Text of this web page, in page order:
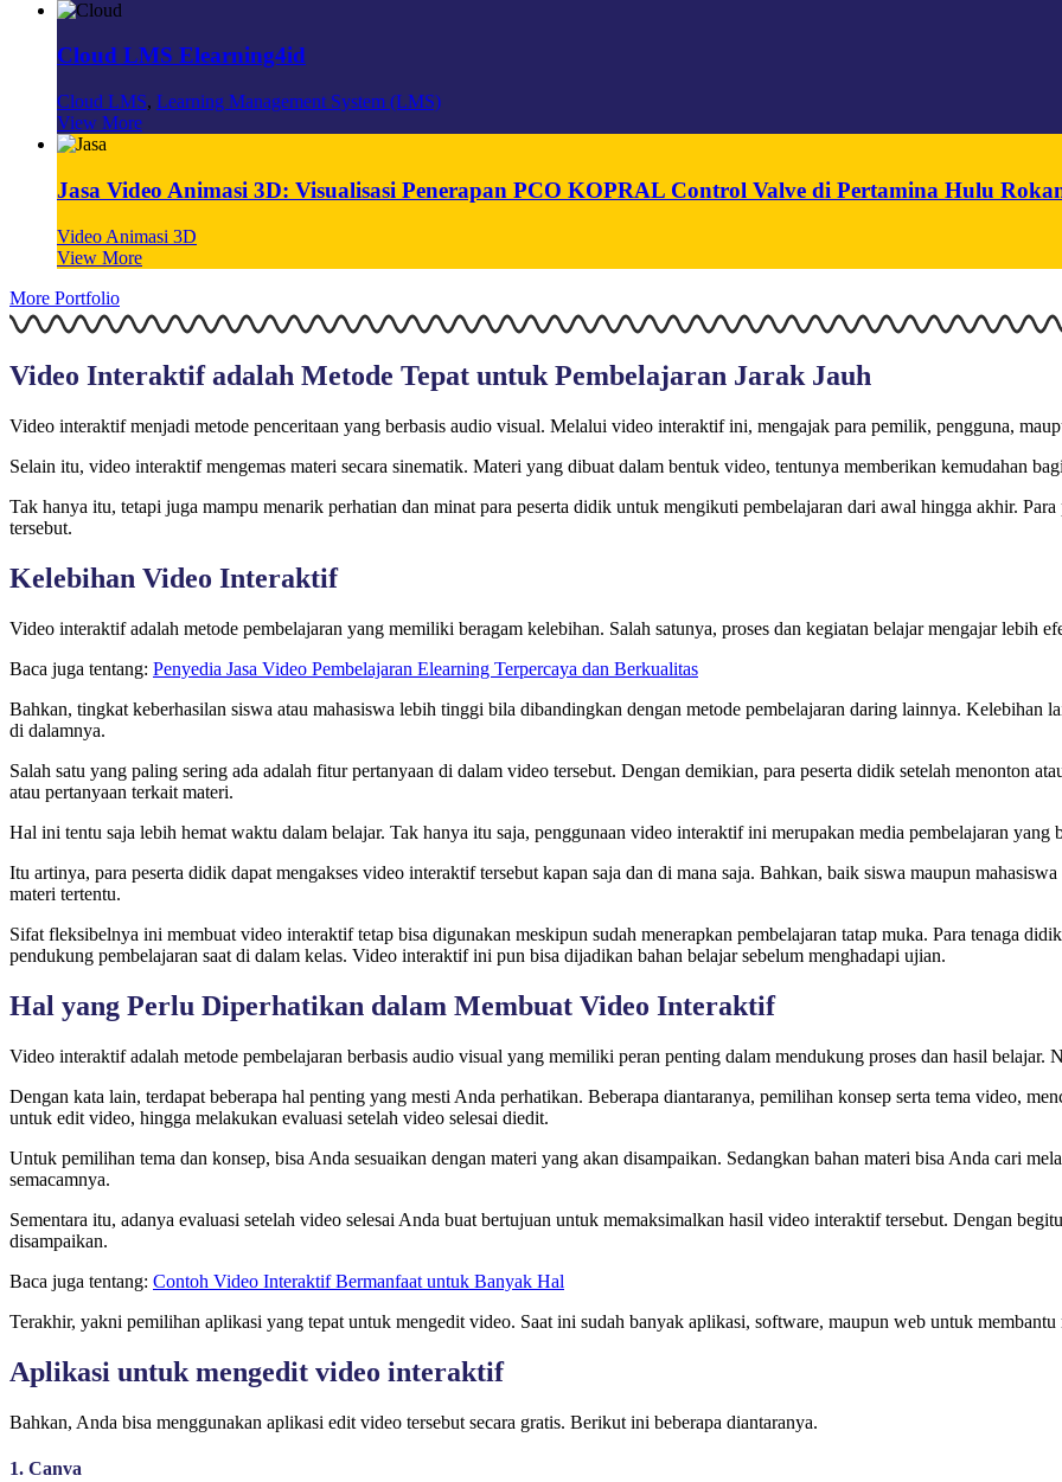
Cloud LMS Elearning4id
Cloud LMS, Learning Management System (LMS)
View More
Jasa Video Animasi 3D: Visualisasi Penerapan PCO KOPRAL Control Valve di Pertamina Hulu
Video Animasi 3D
View More
More Portfolio
Video Interaktif adalah Metode Tepat untuk Pembelajaran Jarak Jauh
Video interaktif menjadi metode penceritaan yang berbasis audio visual. Melalui video interaktif ini, mengajak para pemilik, pengguna,
Selain itu, video interaktif mengemas materi secara sinematik. Materi yang dibuat dalam bentuk video, tentunya memberikan kemudahan
Tak hanya itu, tetapi juga mampu menarik perhatian dan minat para peserta didik untuk mengikuti pembelajaran dari awal hingga akhir.
tersebut.
Kelebihan Video Interaktif
Video interaktif adalah metode pembelajaran yang memiliki beragam kelebihan. Salah satunya, proses dan kegiatan belajar mengajar lebih
Baca juga tentang: Penyedia Jasa Video Pembelajaran Elearning Terpercaya dan Berkualitas
Bahkan, tingkat keberhasilan siswa atau mahasiswa lebih tinggi bila dibandingkan dengan metode pembelajaran daring lainnya. Kelebihan
di dalamnya.
Salah satu yang paling sering ada adalah fitur pertanyaan di dalam video tersebut. Dengan demikian, para peserta didik setelah menonton
atau pertanyaan terkait materi.
Hal ini tentu saja lebih hemat waktu dalam belajar. Tak hanya itu saja, penggunaan video interaktif ini merupakan media pembelajaran yang
Itu artinya, para peserta didik dapat mengakses video interaktif tersebut kapan saja dan di mana saja. Bahkan, baik siswa maupun
materi tertentu.
Sifat fleksibelnya ini membuat video interaktif tetap bisa digunakan meskipun sudah menerapkan pembelajaran tatap muka. Para tenaga
pendukung pembelajaran saat di dalam kelas. Video interaktif ini pun bisa dijadikan bahan belajar sebelum menghadapi ujian.
Hal yang Perlu Diperhatikan dalam Membuat Video Interaktif
Video interaktif adalah metode pembelajaran berbasis audio visual yang memiliki peran penting dalam mendukung proses dan hasil
Dengan kata lain, terdapat beberapa hal penting yang mesti Anda perhatikan. Beberapa diantaranya, pemilihan konsep serta tema video,
untuk edit video, hingga melakukan evaluasi setelah video selesai diedit.
Untuk pemilihan tema dan konsep, bisa Anda sesuaikan dengan materi yang akan disampaikan. Sedangkan bahan materi bisa Anda cari
semacamnya.
Sementara itu, adanya evaluasi setelah video selesai Anda buat bertujuan untuk memaksimalkan hasil video interaktif tersebut. Dengan
disampaikan.
Baca juga tentang: Contoh Video Interaktif Bermanfaat untuk Banyak Hal
Terakhir, yakni pemilihan aplikasi yang tepat untuk mengedit video. Saat ini sudah banyak aplikasi, software, maupun web untuk
Aplikasi untuk mengedit video interaktif
Bahkan, Anda bisa menggunakan aplikasi edit video tersebut secara gratis. Berikut ini beberapa diantaranya.
1. Canva